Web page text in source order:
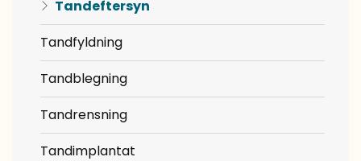
Tandeftersyn
Tandfyldning
Tandblegning
Tandrensning
Tandimplantat